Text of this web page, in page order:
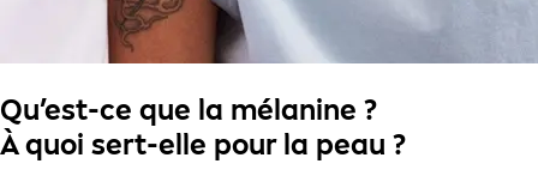
Qu’est-ce que la mélanine ?
À quoi sert-elle pour la peau ?